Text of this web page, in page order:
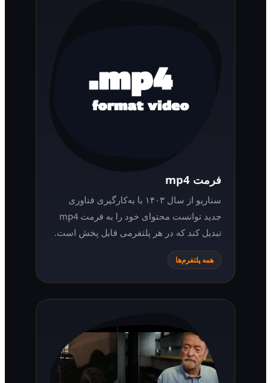
سناریو از سال ۱۴۰۳ با به‌کارگیری فناوری
جدید توانست محتوای خود را به فرمت mp4
تبدیل کند که در هر پلتفرمی قابل پخش است.
همه پلتفرم‌ها